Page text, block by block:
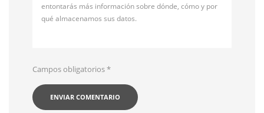
entontarás más información sobre dónde, cómo y por
qué almacenamos sus datos.
Campos obligatorios*